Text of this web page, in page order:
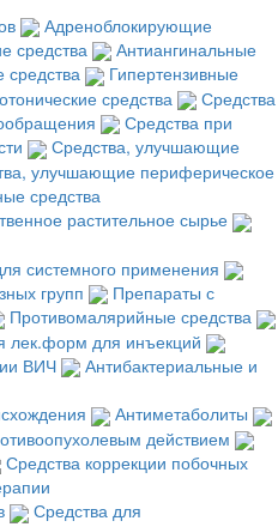
Адреноблокирующие
средства
Антиангинальные
средства
Гипертензивные
средства
Средства
Средства при
Средства, улучшающие
улучшающие периферическое
средства
растительное сырье
системного применения
групп
Препараты с
Противомалярийные средства
лек.форм для инъекций
ВИЧ
Антибактериальные и
Антиметаболиты
действием
Средства коррекции побочных
Средства для